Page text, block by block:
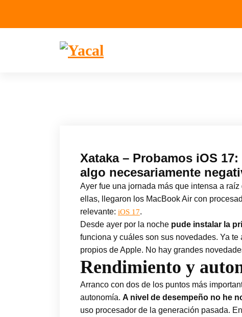
Xataka – Probamos iOS
algo necesariamente
Ayer fue una jornada más que intensa a raíz
ellas, llegaron los MacBook Air con
relevante: iOS 17.
Desde ayer por la noche pude instalar la
funciona y cuáles son sus novedades. Ya
propios de Apple. No hay grandes
Rendimiento y
Arranco con dos de los puntos más
autonomía. A nivel de desempeño no he
uso procesador de la generación pasada.